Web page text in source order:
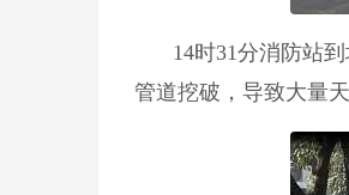
14时31分消防站
管道挖破，导致大量天